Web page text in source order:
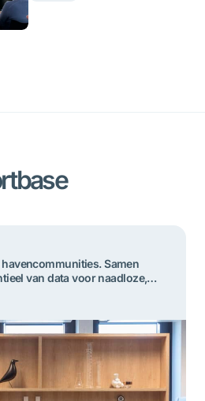
Samen
van data voor ​​naadloze,